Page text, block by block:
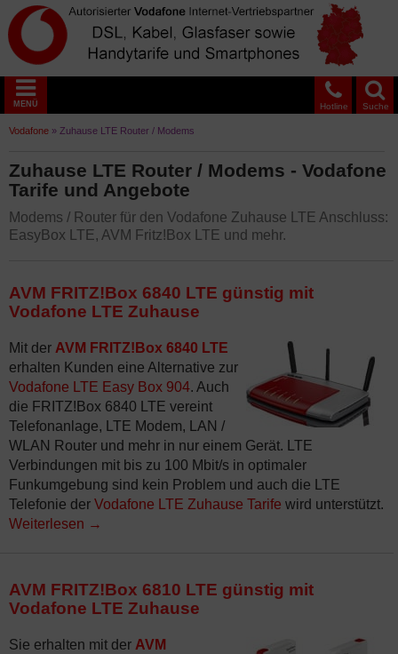
Suche
Hotline
MENÜ
Vodafone » Zuhause LTE Router / Modems
Zuhause LTE Router / Modems - Vodafone
Tarife und Angebote
Modems / Router für den Vodafone Zuhause LTE Anschluss:
EasyBox LTE, AVM Fritz!Box LTE und mehr.
AVM FRITZ!Box 6840 LTE günstig mit
Vodafone LTE Zuhause
Mit der AVM FRITZ!Box 6840 LTE
erhalten Kunden eine Alternative zur
Vodafone LTE Easy Box 904. Auch
die FRITZ!Box 6840 LTE vereint
Telefonanlage, LTE Modem, LAN /
WLAN Router und mehr in nur einem Gerät. LTE
Verbindungen mit bis zu 100 Mbit/s in optimaler
Funkumgebung sind kein Problem und auch die LTE
Telefonie der Vodafone LTE Zuhause Tarife wird unterstützt.
Weiterlesen →
AVM FRITZ!Box 6810 LTE günstig mit
Vodafone LTE Zuhause
Sie erhalten mit der AVM